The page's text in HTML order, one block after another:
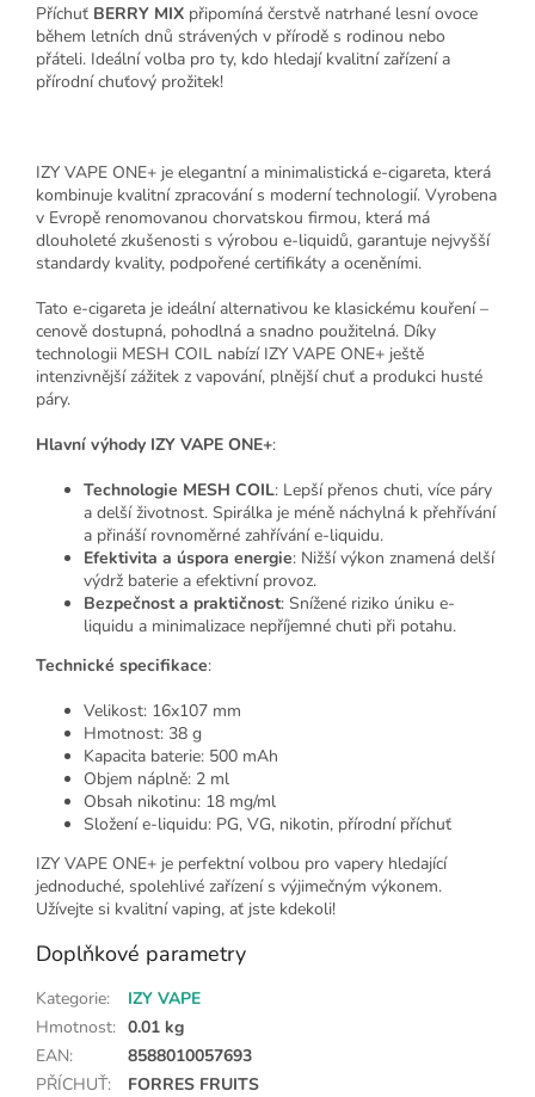
Příchuť BERRY MIX připomíná čerstvě natrhané lesní ovoce
během letních dnů strávených v přírodě s rodinou nebo
přáteli. Ideální volba pro ty, kdo hledají kvalitní zařízení a
přírodní chuťový prožitek!
IZY VAPE ONE+ je elegantní a minimalistická e-cigareta, která
kombinuje kvalitní zpracování s moderní technologií. Vyrobena
v Evropě renomovanou chorvatskou firmou, která má
dlouholeté zkušenosti s výrobou e-liquidů, garantuje nejvyšší
standardy kvality, podpořené certifikáty a oceněními.
Tato e-cigareta je ideální alternativou ke klasickému kouření –
cenově dostupná, pohodlná a snadno použitelná. Díky
technologii MESH COIL nabízí IZY VAPE ONE+ ještě
intenzivnější zážitek z vapování, plnější chuť a produkci husté
páry.
Hlavní výhody IZY VAPE ONE+:
Technologie MESH COIL: Lepší přenos chuti, více páry
a delší životnost. Spirálka je méně náchylná k přehřívání
a přináší rovnoměrné zahřívání e-liquidu.
Efektivita a úspora energie: Nižší výkon znamená delší
výdrž baterie a efektivní provoz.
Bezpečnost a praktičnost: Snížené riziko úniku e-
liquidu a minimalizace nepříjemné chuti při potahu.
Technické specifikace:
Velikost: 16x107 mm
Hmotnost: 38 g
Kapacita baterie: 500 mAh
Objem náplně: 2 ml
Obsah nikotinu: 18 mg/ml
Složení e-liquidu: PG, VG, nikotin, přírodní příchuť
IZY VAPE ONE+ je perfektní volbou pro vapery hledající
jednoduché, spolehlivé zařízení s výjimečným výkonem.
Užívejte si kvalitní vaping, ať jste kdekoli!
Doplňkové parametry
Kategorie:
IZY VAPE
Hmotnost: 0.01 kg
EAN:
8588010057693
PŘÍCHUŤ: FORRES FRUITS